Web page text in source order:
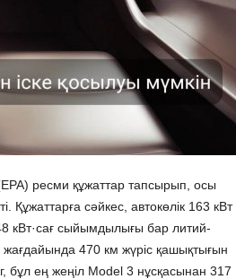
ресми құжаттар тапсырып, осы
Құжаттарға сәйкес, автокөлік 163 кВт
кВт·сағ сыйымдылығы бар литий-
470 км жүріс қашықтығын
бұл ең жеңіл Model 3 нұсқасынан 317